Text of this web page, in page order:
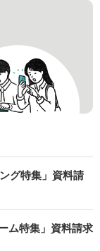
グ特集」資料請
ム特集」資料請求